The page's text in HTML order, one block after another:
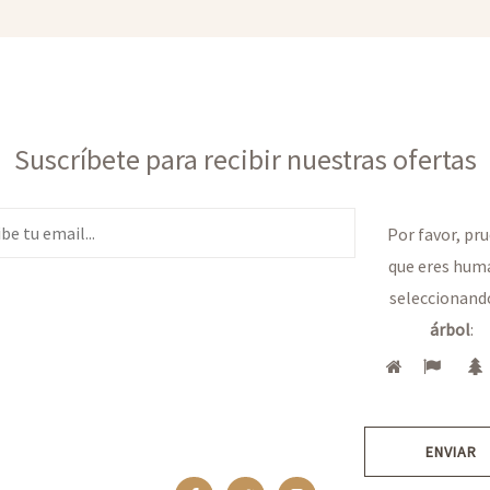
Suscríbete para recibir nuestras ofertas
Por favor,
que eres
árbol:
ENVIAR